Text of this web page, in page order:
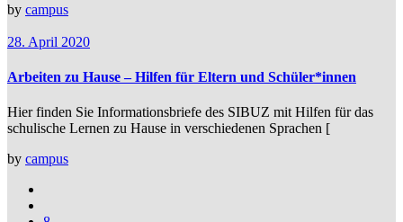
by campus
28. April 2020
Arbeiten zu Hause – Hilfen für Eltern und Schüler*innen
Hier finden Sie Informationsbriefe des SIBUZ mit Hilfen für das
schulische Lernen zu Hause in verschiedenen Sprachen [
by campus